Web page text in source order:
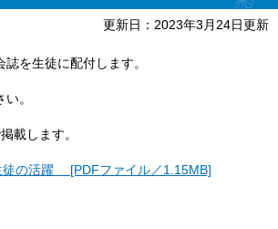
更新日：2023年3月24日更新
を生徒に配付します。
。
載します。
の活躍 [PDFファイル／1.15MB]